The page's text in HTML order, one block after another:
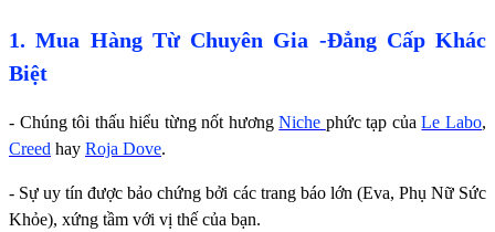
1. Mua Hàng Từ Chuyên Gia -Đẳng Cấp Khác
Biệt
- Chúng tôi thấu hiểu từng nốt hươngNiche phức tạp củaLe Labo,
Creed hay Roja Dove.
- Sự uy tín được bảo chứng bởi các trang báo lớn (Eva, Phụ Nữ Sức
Khỏe), xứng tầm với vị thế của bạn.